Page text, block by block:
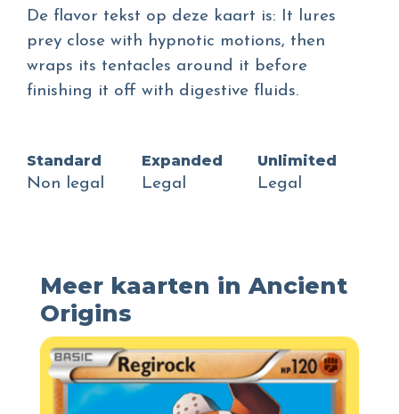
De flavor tekst op deze kaart is: It lures
prey close with hypnotic motions, then
wraps its tentacles around it before
finishing it off with digestive fluids.
Standard
Non legal
Expanded
Legal
Unlimited
Legal
Meer kaarten in Ancient
Origins